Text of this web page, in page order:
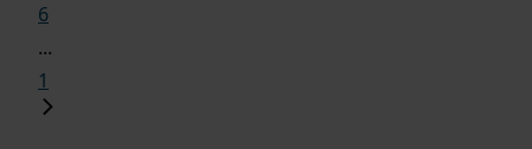
6
...
1